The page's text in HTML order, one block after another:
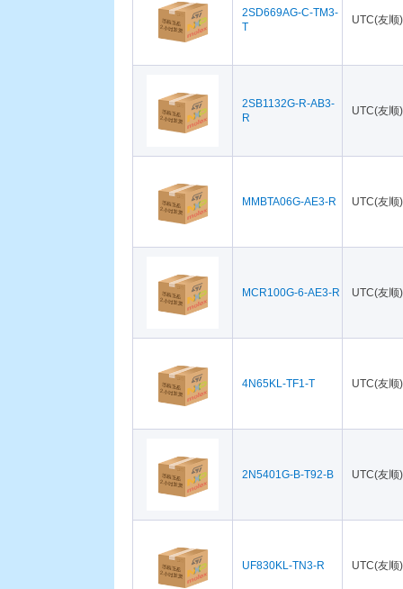
2SD669AG-C-TM3-
T
UTC(友顺)
2SB1132G-R-AB3-
R
UTC(友顺)
MMBTA06G-AE3-R UTC(友顺)
MCR100G-6-AE3-R UTC(友顺)
4N65KL-TF1-T UTC(友顺)
2N5401G-B-T92-B UTC(友顺)
UF830KL-TN3-R UTC(友顺)